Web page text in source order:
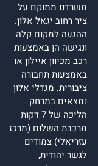
משרדנו ממוקם על
ציר רחוב יגאל אלון.
ההגעה למקום קלה
ונגישה הן באמצעות
רכב מכיוון איילון או
באמצעות תחבורה
ציבורית. מגדלי אלון
נמצאים במרחק
הליכה של 7 דקות
מרכבת השלום (מרכז
עזריאלי) צמודים
לגשר יהודית,